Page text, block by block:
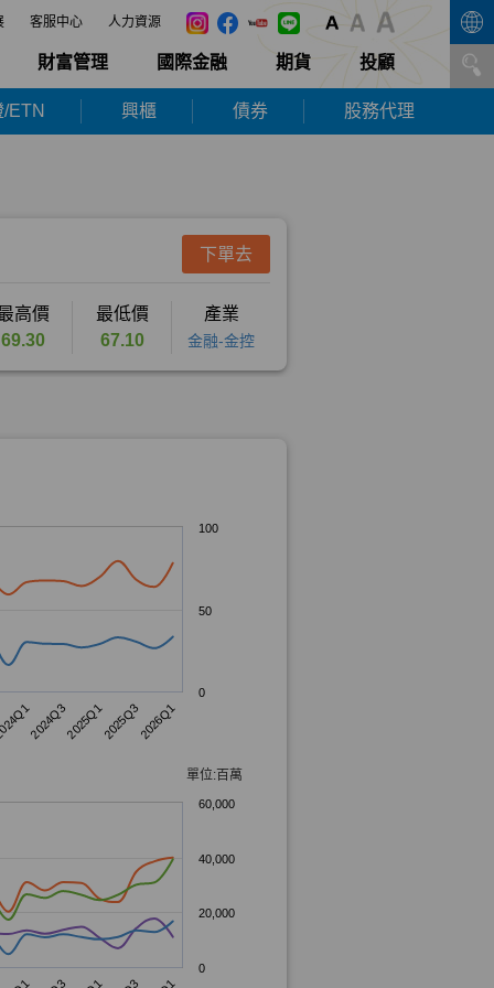
客服中心 人力資源
財富管理 國際金融 期貨 投顧
ETN 興櫃 債券 股務代理